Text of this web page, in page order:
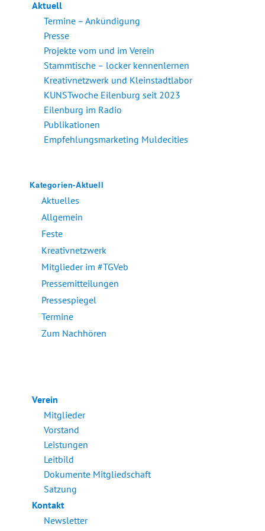
Aktuell
Termine – Ankündigung
Presse
Projekte vom und im Verein
Stammtische – locker kennenlernen
Kreativnetzwerk und Kleinstadtlabor
KUNSTwoche Eilenburg seit 2023
Eilenburg im Radio
Publikationen
Empfehlungsmarketing Muldecities
Kategorien-Aktuell
Aktuelles
Allgemein
Feste
Kreativnetzwerk
Mitglieder im #TGVeb
Pressemitteilungen
Pressespiegel
Termine
Zum Nachhören
Verein
Mitglieder
Vorstand
Leistungen
Leitbild
Dokumente Mitgliedschaft
Satzung
Kontakt
Newsletter